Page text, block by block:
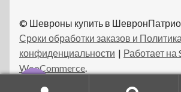
© Шевроны купить в
Сроки обработки заказов и Политика
конфиденциальности
Работает на
WooCommerce